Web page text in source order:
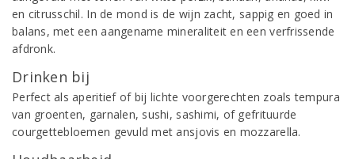
en citrusschil. In de mond is de wijn zacht, sappig en goed in
balans, met een aangename mineraliteit en een verfrissende
afdronk.
Drinken bij
Perfect als aperitief of bij lichte voorgerechten zoals tempura
van groenten, garnalen, sushi, sashimi, of gefrituurde
courgettebloemen gevuld met ansjovis en mozzarella.